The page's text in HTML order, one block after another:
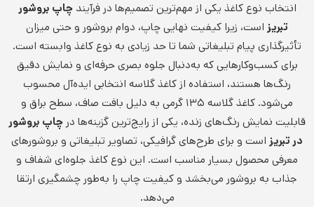
انتخاب نوع کاغذ یکی از مهم‌ترین تصمیم‌ها در فرآیندچاپ بروشور
تبریز است، زیرا کیفیت نهایی چاپ، دوام بروشور و حتی میزان
تأثیرگذاری پیام تبلیغاتی شما تا حد زیادی به نوع کاغذ وابسته است.
برای کسب‌وکارهایی که به‌دنبال جلوه بصری حرفه‌ای و نمایش دقیق
رنگ‌ها هستند، استفاده از کاغذ گلاسه انتخابی ایده‌آل محسوب
می‌شود. کاغذ گلاسه ۱۳۵ گرمی به دلیل بافت صاف، سطح براق و
قابلیت نمایش رنگ‌های زنده، یکی از رایج‌ترین گزینه‌ها در چاپ بروشور
در تبریز است و برای طرح‌های گرافیکی، تصاویر تبلیغاتی و بروشورهای
معرفی محصول بسیار مناسب است. این نوع کاغذ جلوه‌ای شفاف و
جذاب به بروشور می‌بخشد و کیفیت چاپ را به‌طور چشمگیری ارتقا
می‌دهد.